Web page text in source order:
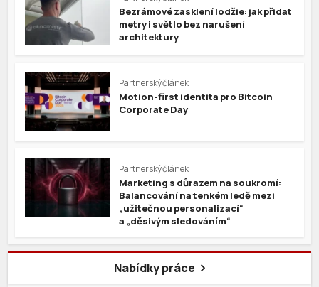
Bezrámové zasklení lodžie: jak přidat
metry i světlo bez narušení
architektury
Partnerský článek
Motion-first identita pro Bitcoin
Corporate Day
Partnerský článek
Marketing s důrazem na soukromí:
Balancování na tenkém ledě mezi
„užitečnou personalizací“
a „děsivým sledováním“
Nabídky práce